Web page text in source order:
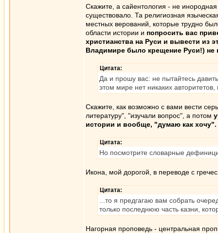
Скажите, а сайентология - не
существовало. Та религиозная
местных верований, которые трудно
области истории и попросить вас
христианства на Руси и вывести из
Владимире было крещение Руси!)
Цитата:
Да и прошу вас: не пытайтесь
этом мире нет никаких
Скажите, как возможно с вами вести
литературу", "изучали вопрос", а потом
истории и вообще, "думаю как хочу".
Цитата:
Но посмотрите словарные
Икона, мой дорогой, в переводе с
Цитата:
...то я предгагаю вам собрать
только последнюю часть казни,
Нагорная проповедь - центральная